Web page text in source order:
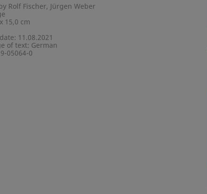
Rolf Fischer, Jürgen Weber
15,0 cm
11.08.2021
of text: German
05064-0